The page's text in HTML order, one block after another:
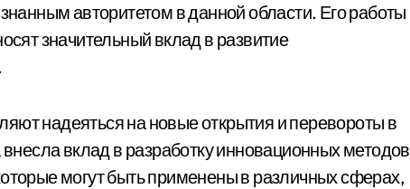
авторитетом в данной области. Его работы
значительный вклад в развитие
надеяться на новые открытия и перевороты в
вклад в разработку инновационных методов
могут быть применены в различных сферах,